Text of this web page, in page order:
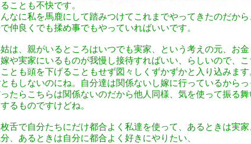
ことも不快です。
なに私を馬鹿にして踏みつけてこれまでやってきたのだか
仲良くでも揉め事でもやっていればいいです。
は、親がいるところはいつでも実家、という考えの元、お
や実家にいるものが我慢し接待すればいい、らしいので、
とも頭を下げることもせず図々しくずかずかと入り込みます
もしないのにね。自分達は関係ないし嫁に行っているから
たらこちらは関係ないのだから他人同様、気を使って振る
るものですけどね。
舌で自分たちにだけ都合よく私達を使って、あるときは実
、あるときは自分に都合よく好きにやりたい、